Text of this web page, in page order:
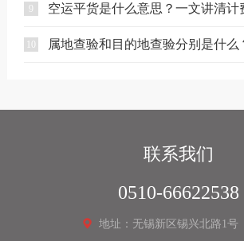
9
10
联系我们
0510-66622538
地址：无锡新区锡兴北路1号